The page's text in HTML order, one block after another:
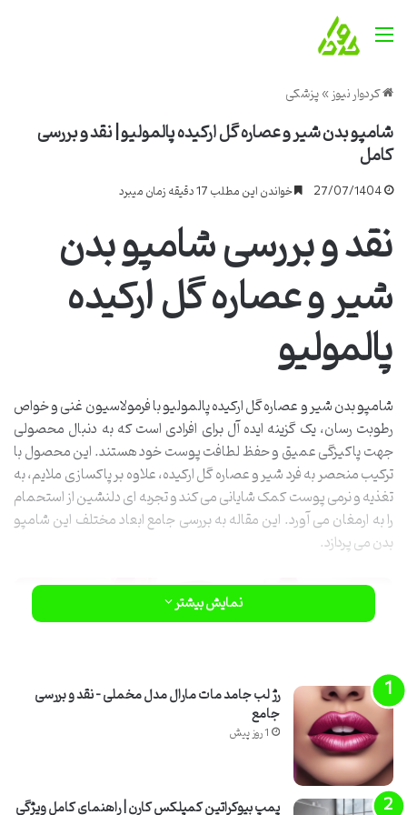
منو
کردوار نیوز»پزشکی
شامپو بدن شیر و عصاره گل ارکیده پالمولیو | نقد و بررسی
کامل
27/07/1404 خواندن این مطلب 17 دقیقه زمان میبرد
نقد و بررسی شامپو بدن
شیر و عصاره گل ارکیده
پالمولیو
شامپو بدن شیر و عصاره گل ارکیده پالمولیو با فرمولاسیون غنی و خواص
رطوبت رسان، یک گزینه ایده آل برای افرادی است که به دنبال محصولی
جهت پاکیزگی عمیق و حفظ لطافت پوست خود هستند. این محصول با
ترکیب منحصر به فرد شیر و عصاره گل ارکیده، علاوه بر پاکسازی ملایم، به
تغذیه و نرمی پوست کمک شایانی می کند و تجربه ای دلنشین از استحمام
را به ارمغان می آورد. این مقاله به بررسی جامع ابعاد مختلف این شامپو
بدن می پردازد.
نمایش بیشتر
رژ لب جامد مات مارال مدل مخملی – نقد و بررسی
جامع
1 روز پیش
پمپ بیوکراتین کمپلکس کارن | راهنمای کامل ویژگی